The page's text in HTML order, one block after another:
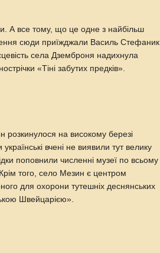
А все тому, що це одне з найбільш
сюди приїжджали Василь Стефаник
села Дземброня надихнула
«Тіні забутих предків».
на високому березі
вчені не виявили тут велику
поповнили численні музеї по всьому
того, село Мезин є центром
для охорони тутешніх деснянських
Швейцарією».